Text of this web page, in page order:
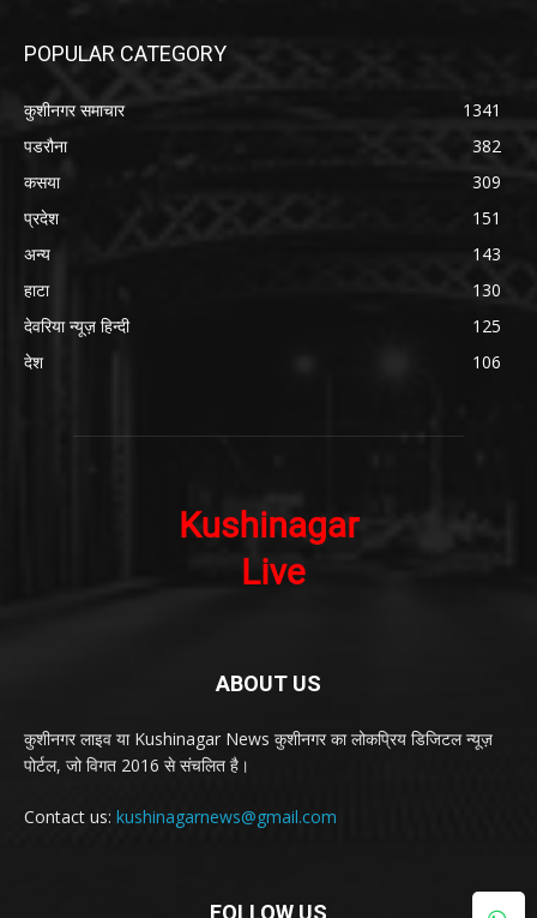
POPULAR CATEGORY
कुशीनगर समाचार
1341
पडरौना
382
कसया
309
प्रदेश
151
अन्य
143
हाटा
130
देवरिया न्यूज़ हिन्दी
125
देश
106
ABOUT US
कुशीनगर लाइव या Kushinagar News कुशीनगर का लोकप्रिय डिजिटल न्यूज़
पोर्टल, जो विगत 2016 से संचलित है।
Contact us: kushinagarnews@gmail.com
FOLLOW US